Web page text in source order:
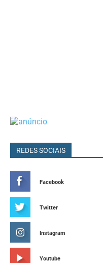
REDES SOCIAIS
Facebook
Twitter
Instagram
Youtube